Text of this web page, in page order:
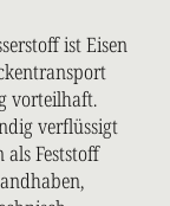
ist Eisen
vorteilhaft.
verflüssigt
als Feststoff